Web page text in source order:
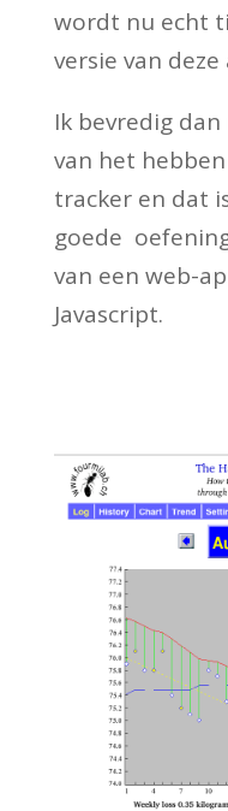
wordt nu echt
versie van
Ik bevredig
van het
tracker en dat
goede
van een web-
Javascript.